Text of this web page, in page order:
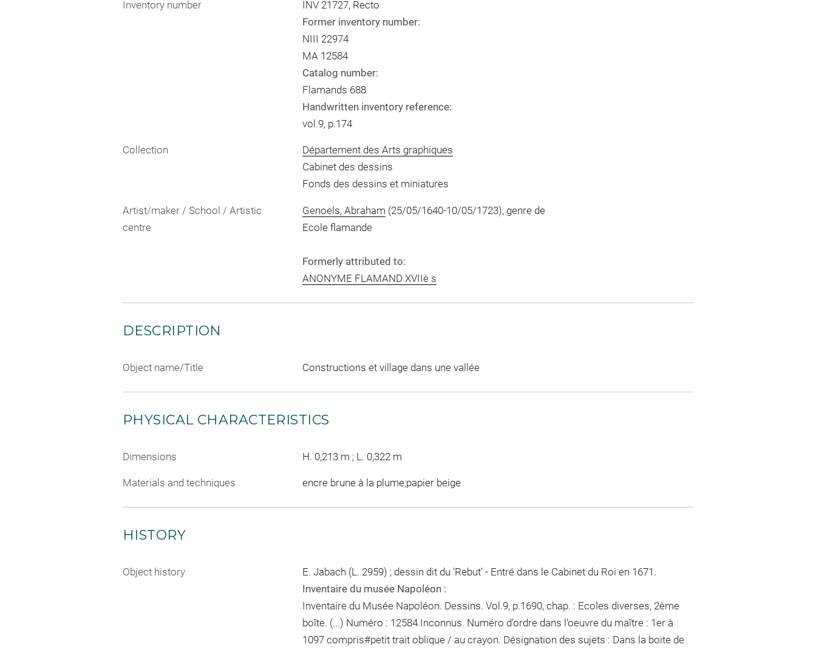
Inventory number
INV 21727, Recto
Former inventory number:
NIII 22974
MA 12584
Catalog number:
Flamands 688
Handwritten inventory reference:
vol.9, p.174
Collection
Département des Arts graphiques
Cabinet des dessins
Fonds des dessins et miniatures
Artist/maker / School / Artistic
centre
Genoels, Abraham (25/05/1640-10/05/1723), genre de
Ecole flamande
Formerly attributed to:
ANONYME FLAMAND XVIIè s
DESCRIPTION
Object name/Title Constructions et village dans une vallée
PHYSICAL CHARACTERISTICS
Dimensions H. 0,213 m ; L. 0,322 m
Materials and techniques encre brune à la plume;papier beige
HISTORY
Object history
E. Jabach (L. 2959) ; dessin dit du 'Rebut' - Entré dans le Cabinet du Roi en 1671.
Inventaire du musée Napoléon :
Inventaire du Musée Napoléon. Dessins. Vol.9, p.1690, chap. : Ecoles diverses, 2ème
boîte. (...) Numéro : 12584.Inconnus. Numéro d'ordre dans l'oeuvre du maître : 1er à
1097 compris#petit trait oblique / au crayon. Désignation des sujets : Dans la boite de